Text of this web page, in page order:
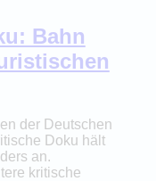
Bahn
der Deutschen
Doku hält
an.
kritische